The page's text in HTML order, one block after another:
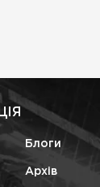
Блоги
Архів